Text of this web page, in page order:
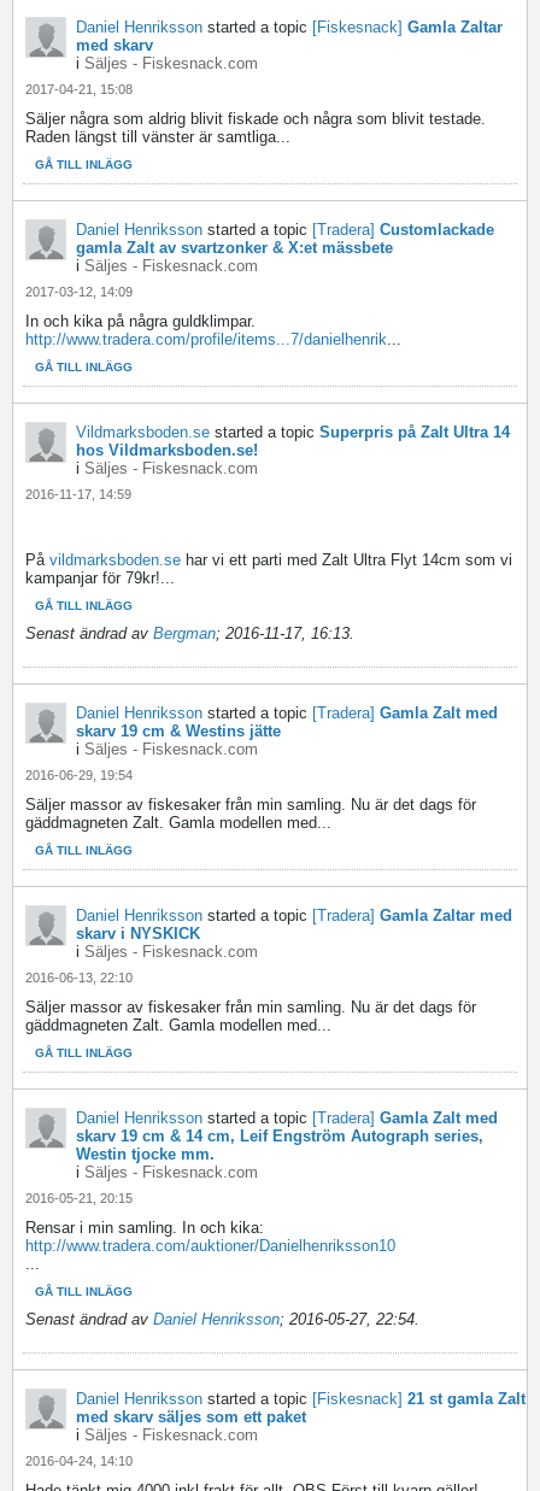
Daniel Henriksson started a topic [Fiskesnack] Gamla Zaltar
med skarv
i Säljes - Fiskesnack.com
2017-04-21, 15:08
Säljer några som aldrig blivit fiskade och några som blivit testade.
Raden längst till vänster är samtliga...
GÅ TILL INLÄGG
Daniel Henriksson started a topic [Tradera] Customlackade
gamla Zalt av svartzonker & X:et mässbete
i Säljes - Fiskesnack.com
2017-03-12, 14:09
In och kika på några guldklimpar.
http://www.tradera.com/profile/items...7/danielhenrik...
GÅ TILL INLÄGG
Vildmarksboden.se started a topic Superpris på Zalt Ultra 14
hos Vildmarksboden.se!
i Säljes - Fiskesnack.com
2016-11-17, 14:59
På vildmarksboden.se har vi ett parti med Zalt Ultra Flyt 14cm som vi
kampanjar för 79kr!...
GÅ TILL INLÄGG
Senast ändrad av Bergman; 2016-11-17, 16:13.
Daniel Henriksson started a topic [Tradera] Gamla Zalt med
skarv 19 cm & Westins jätte
i Säljes - Fiskesnack.com
2016-06-29, 19:54
Säljer massor av fiskesaker från min samling. Nu är det dags för
gäddmagneten Zalt. Gamla modellen med...
GÅ TILL INLÄGG
Daniel Henriksson started a topic [Tradera] Gamla Zaltar med
skarv i NYSKICK
i Säljes - Fiskesnack.com
2016-06-13, 22:10
Säljer massor av fiskesaker från min samling. Nu är det dags för
gäddmagneten Zalt. Gamla modellen med...
GÅ TILL INLÄGG
Daniel Henriksson started a topic [Tradera] Gamla Zalt med
skarv 19 cm & 14 cm, Leif Engström Autograph series,
Westin tjocke mm.
i Säljes - Fiskesnack.com
2016-05-21, 20:15
Rensar i min samling. In och kika:
http://www.tradera.com/auktioner/Danielhenriksson10
...
GÅ TILL INLÄGG
Senast ändrad av Daniel Henriksson; 2016-05-27, 22:54.
Daniel Henriksson started a topic [Fiskesnack] 21 st gamla Zalt
med skarv säljes som ett paket
i Säljes - Fiskesnack.com
2016-04-24, 14:10